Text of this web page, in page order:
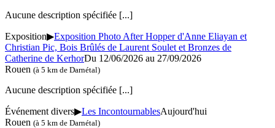
Aucune description spécifiée [...]
Exposition▶Exposition Photo After Hopper d'Anne Eliayan et
Christian Pic, Bois Brûlés de Laurent Soulet et Bronzes de
Catherine de KerhorDu 12/06/2026 au 27/09/2026
Rouen (à 5 km de Darnétal)
Aucune description spécifiée [...]
Événement divers▶Les IncontournablesAujourd'hui
Rouen (à 5 km de Darnétal)